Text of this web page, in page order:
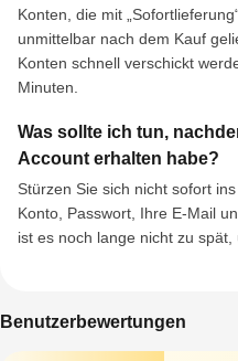
Konten, die mit
unmittelbar nach dem Kauf
Konten schnell verschickt
Minuten.
Was sollte ich tun,
Account erhalten habe?
Stürzen Sie sich nicht sofort
Konto, Passwort, Ihre E-Mail
ist es noch lange nicht zu
Benutzerbewertungen